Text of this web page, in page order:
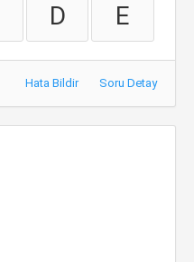
D E
Hata Bildir Soru Detay